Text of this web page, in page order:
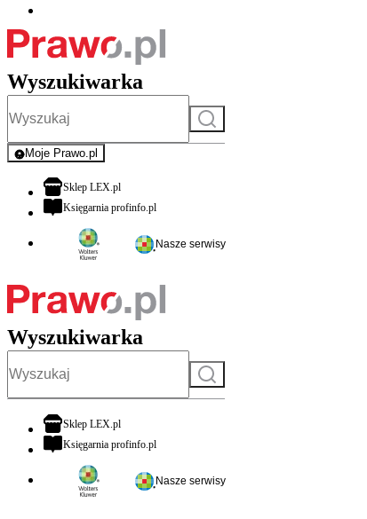
Wyszukiwarka
Szukaj
Moje Prawo.pl
- rejestracja i logowanie do serwisu
Sklep LEX.plotwiera się w nowej karcie
Księgarnia profinfo.plotwiera się w nowej karcie
Nasze serwisy
Wyszukiwarka
Szukaj
Sklep LEX.plotwiera się w nowej karcie
Księgarnia profinfo.plotwiera się w nowej karcie
Nasze serwisy